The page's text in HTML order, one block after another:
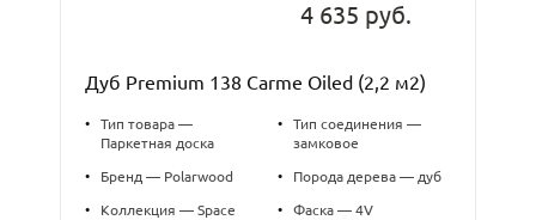
4 635 руб.
Дуб Premium 138 Carme Oiled (2,2 м2)
•
Тип товара —
Паркетная доска
• Бренд — Polarwood
•
Коллекция — Space
•
Тип соединения —
замковое
• Порода дерева — дуб
• Фаска — 4V